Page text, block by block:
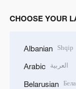
CHOOSE YOUR
Albanian Shqip
Arabic العربية
Belarusian